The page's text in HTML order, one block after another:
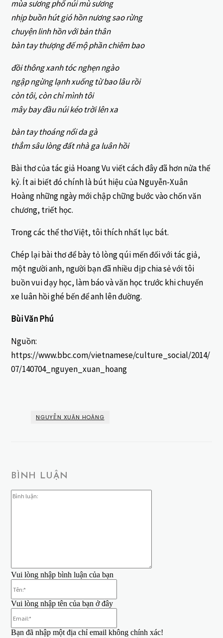
mùa sương phố núi mù sương
nhịp buồn hút gió hồn nương sao rừng
chuyện linh hồn với bản thân
bàn tay thượng đế mộ phần chiêm bao
đồi thông xanh tóc nghẹn ngào
ngập ngừng lạnh xuống từ bao lâu rồi
còn tôi, còn chỉ mình tôi
mây bay đầu núi kéo trời lên xa
bàn tay thoáng nổi da gà
thẳm sâu lòng đất nhà ga luân hồi
Bài thơ của tác giả Hoang Vu viết cách đây đã hơn nửa thế
kỷ. Ít ai biết đó chính là bút hiệu của Nguyễn-Xuân
Hoàng những ngày mới chập chững bước vào chốn văn
chương, triết học.
Trong các thể thơ Việt, tôi thích nhất lục bát.
Chép lại bài thơ để bày tỏ lòng qúi mến đối với tác giả,
một người anh, người bạn đã nhiều dịp chia sẻ với tôi
buồn vui dạy học, làm báo và văn học trước khi chuyến
xe luân hồi ghé bến để anh lên đường.
Bùi Văn Phú
Nguồn:
https://www.bbc.com/vietnamese/culture_social/2014/
07/140704_nguyen_xuan_hoang
NGUYỄN XUÂN HOÀNG
BÌNH LUẬN
Vui lòng nhập bình luận của bạn
Vui lòng nhập tên của bạn ở đây
Bạn đã nhập một địa chỉ email không chính xác!